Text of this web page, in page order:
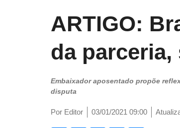
ARTIGO:
da parceria,
Embaixador aposentado propõe
disputa
Por Editor 03/01/2021 09:00